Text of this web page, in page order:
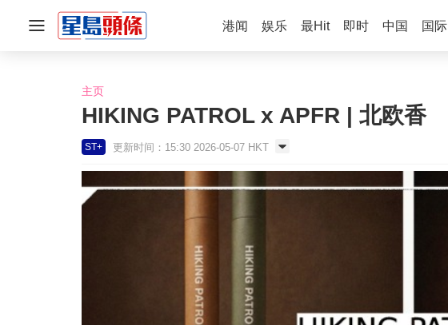
港闻 娱乐 最Hit 即时 中国 国际
主页
HIKING PATROL x APFR | 北欧香
ST+ 更新时间：15:30 2026-05-07 HKT